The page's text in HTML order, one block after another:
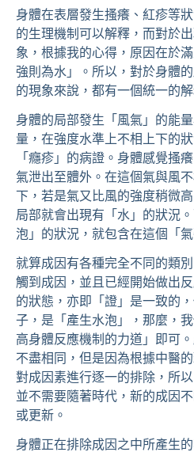
身體在表層發生搔癢、紅疹等
的生理機制可以解釋，而對於
象，根據我的心得，原因在於
強則為水」。所以，對於身體的
的現象來說，都有一個統一的解
身體的局部發生「風氣」的能
量，在強度水準上不相上下的
「癮疹」的病證。身體感覺搔
氣泄出至體外。在這個氣與風
下，若是氣又比風的強度稍微
局部就會出現有「水」的狀況
泡」的狀況，就包含在這個「
就算成因有各種完全不同的類
觸到成因，並且已經開始做出
的狀態，亦即「證」是一致的
子，是「產生水泡」，那麼，
高身體反應機制的力道」即可
不盡相同，但是因為根據中醫
對成因素進行逐一的排除，所
並不需要隨著時代，新的成因
或更新。
身體正在排除成因之中所產生